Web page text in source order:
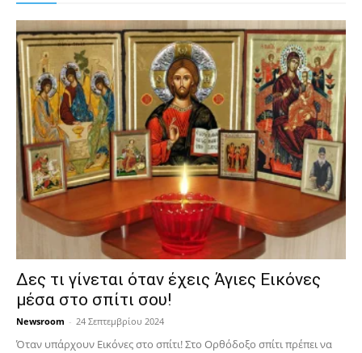
Δες τι γίνεται όταν έχεις Άγιες Εικόνες
μέσα στο σπίτι σου!
Newsroom - 24 Σεπτεμβρίου 2024
Όταν υπάρχουν Εικόνες στο σπίτι! Στο Ορθόδοξο σπίτι πρέπει να